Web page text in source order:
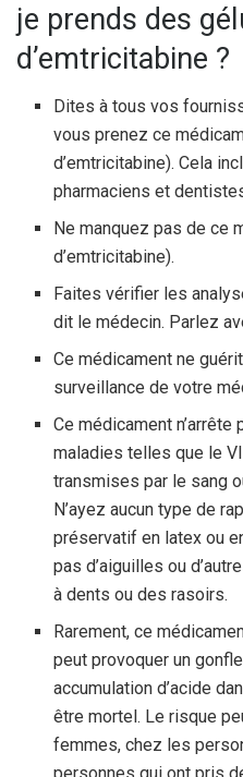
je prends des
d’emtricitabine ?
Dites à tous vos
vous prenez ce
d’emtricitabine). Cela
pharmaciens et
Ne manquez pas de ce
d’emtricitabine).
Faites vérifier les
dit le médecin. Parlez
Ce médicament ne
surveillance de votre
Ce médicament
maladies telles que le
transmises par le sang
N’ayez aucun type de
préservatif en latex ou
pas d’aiguilles ou
à dents ou des rasoirs.
Rarement, ce
peut provoquer un
accumulation d’acide
être mortel. Le risque
femmes, chez les